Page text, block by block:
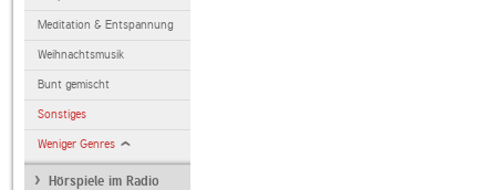
Meditation & Entspannung
Weihnachtsmusik
Bunt gemischt
Sonstiges
Weniger Genres
Hörspiele im Radio